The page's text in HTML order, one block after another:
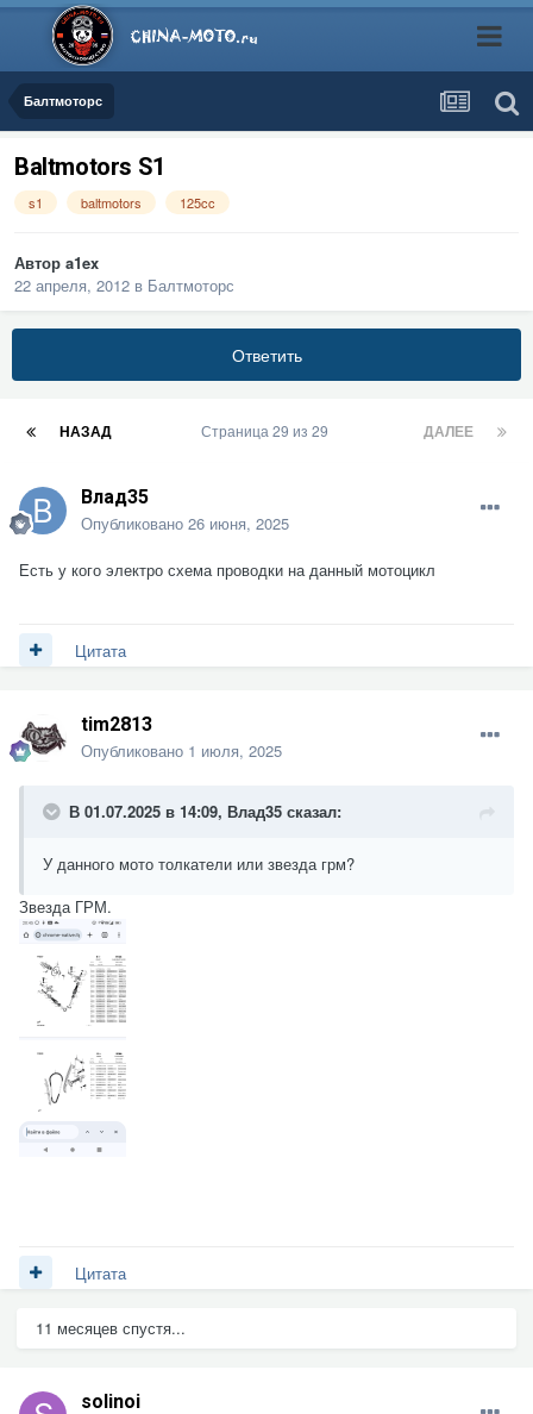
Балтмоторс
Baltmotors S1
s1 baltmotors 125cc
Автор a1ex
22 апреля, 2012 в Балтмоторс
Ответить
НАЗАД ДАЛЕЕ
Страница 29 из 29
Влад35
Опубликовано 26 июня, 2025
Есть у кого электро схема проводки на данный мотоцикл
Цитата
tim2813
Опубликовано 1 июля, 2025
В 01.07.2025 в 14:09, Влад35 сказал:
У данного мото толкатели или звезда грм?
Звезда ГРМ.
Цитата
11 месяцев спустя...
solinoi